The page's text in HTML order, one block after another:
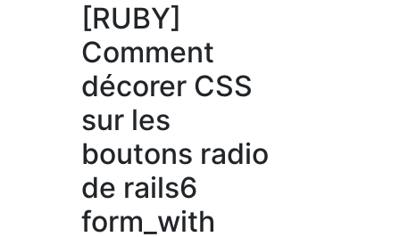
[RUBY]
Comment
décorer CSS
sur les
boutons radio
de rails6
form_with